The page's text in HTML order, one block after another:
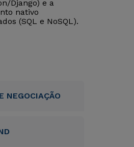
Django) e a
nativo
(SQL e NoSQL).
NEGOCIAÇÃO